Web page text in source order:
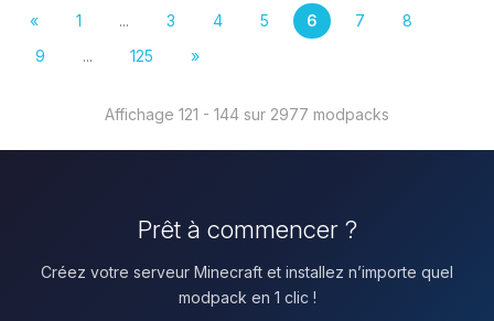
« 1 ... 3 4 5 6 7
8
9
... 125 »
Affichage 121 - 144 sur 2977 modpacks
Prêt à commencer ?
Créez votre serveur Minecraft et installez n’importe quel
modpack en 1 clic !